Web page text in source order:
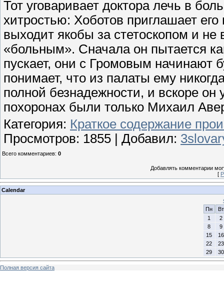
Тот уговаривает доктора лечь в
хитростью: Хоботов приглашает
выходит якобы за стетоскопом и не
«больным». Сначала он пытается
пускает, они с Громовым начинают
понимает, что из палаты ему
полной безнадежности, и вскоре он
похоронах были только Михаил
Категория: Краткое содержание
Просмотров: 1855 | Добавил:
Всего комментариев: 0
Добавлять комментарии
[
Calendar
Пн
Вт
1
2
8
9
15
16
22
23
29
30
Полная версия сайта